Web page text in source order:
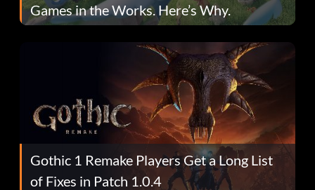
Games in the Works. Here’s Why.
Gothic 1 Remake Players Get a Long List
of Fixes in Patch 1.0.4